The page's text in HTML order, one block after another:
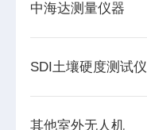
中海达测量仪器
SDI土壤硬度测试仪
其他室外无人机